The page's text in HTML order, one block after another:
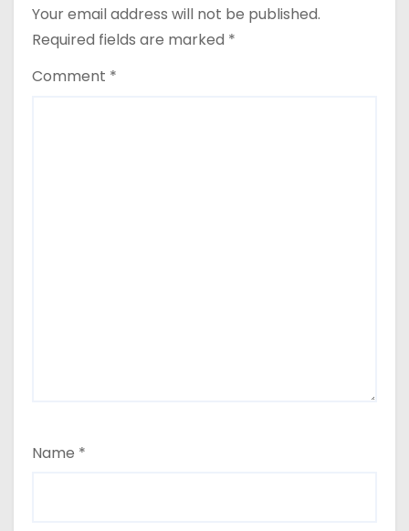
Your email address will not be published.
Required fields are marked *
Comment *
Name *